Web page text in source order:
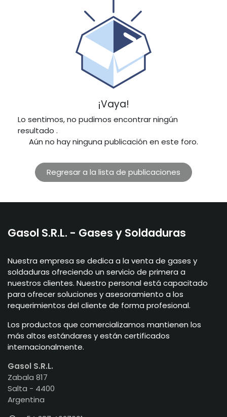
¡Vaya!
Lo sentimos, no pudimos encontrar ningún
resultado .
Aún no hay ninguna publicación en este foro.
Regresar a la lista de publicaciones
Gasol S.R.L. - Gases y Soldaduras
Nuestra empresa se dedica a la venta de gases y
soldaduras ofreciendo un servicio de primera a
nuestros clientes. Nuestro personal está capacitado
para ofrecer soluciones y asesoramiento a los
requerimientos del cliente de forma profesional.
Los productos que comercializamos mantienen los
más altos estándares y están certificados
internacionalmente.
Gasol S.R.L.
Zabala 817
Salta - 4400
Argentina